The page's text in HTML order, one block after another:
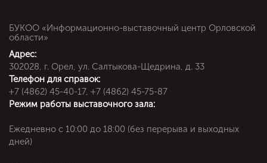
БУКОО «Информационно-выставочный центр Орловской
области»
Адрес:
302028, г. Орел, ул. Салтыкова-Щедрина, д. 33
Телефон для справок:
+7 (4862) 45-40-17, +7 (4862) 45-75-87
Режим работы выставочного зала:
Ежедневно c 10:00 до 18:00 (без перерыва и выходных
дней)